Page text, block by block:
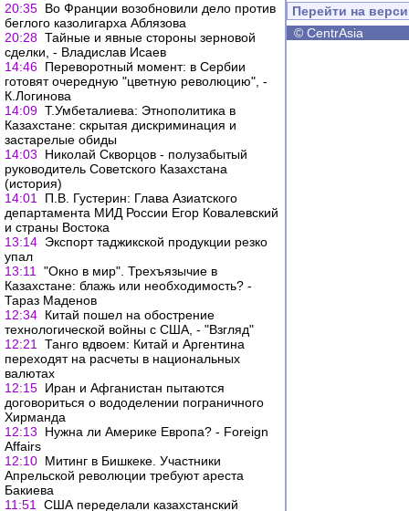
20:35 Во Франции возобновили дело против
беглого казолигарха Аблязова
20:28 Тайные и явные стороны зерновой
сделки, - Владислав Исаев
14:46 Переворотный момент: в Сербии
готовят очередную "цветную революцию", -
К.Логинова
14:09 Т.Умбеталиева: Этнополитика в
Казахстане: скрытая дискриминация и
застарелые обиды
14:03
Николай Скворцов - полузабытый
руководитель Советского Казахстана
(история)
14:01
П.В. Густерин: Глава Азиатского
департамента МИД России Егор Ковалевский
и страны Востока
13:14 Экспорт таджикской продукции резко
упал
13:11
"Окно в мир". Трехъязычие в
Казахстане: блажь или необходимость? -
Тараз Маденов
12:34 Китай пошел на обострение
технологической войны с США, - "Взгляд"
12:21
Танго вдвоем: Китай и Аргентина
переходят на расчеты в национальных
валютах
12:15 Иран и Афганистан пытаются
договориться о вододелении пограничного
Хирманда
12:13
Нужна ли Америке Европа? - Foreign
Affairs
12:10 Митинг в Бишкеке. Участники
Апрельской революции требуют ареста
Бакиева
11:51
США переделали казахстанский
Перейти на
© CentrAsia